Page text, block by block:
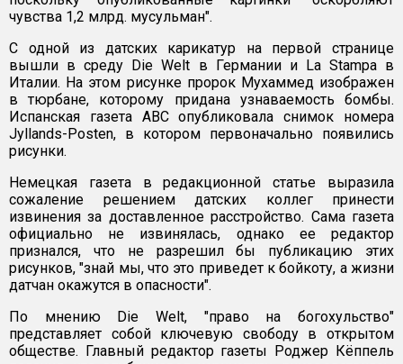
чувства 1,2 млрд. мусульман".
С одной из датских карикатур на первой странице
вышли в среду Die Welt в Германии и La Stampa в
Италии. На этом рисунке пророк Мухаммед изображен
в тюрбане, которому придана узнаваемость бомбы.
Испанская газета ABC опубликовала снимок номера
Jyllands-Posten, в котором первоначально появились
рисунки.
Немецкая газета в редакционной статье выразила
сожаление решением датских коллег принести
извинения за доставленное расстройство. Сама газета
официально не извинялась, однако ее редактор
признался, что не разрешил бы публикацию этих
рисунков, "знай мы, что это приведет к бойкоту, а жизни
датчан окажутся в опасности".
По мнению Die Welt, "право на богохульство"
представляет собой ключевую свободу в открытом
обществе. Главный редактор газеты Роджер Кёппель